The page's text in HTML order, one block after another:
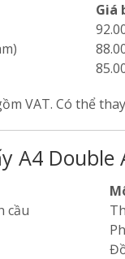
Giá
VAT. Có thể
A4
cầu